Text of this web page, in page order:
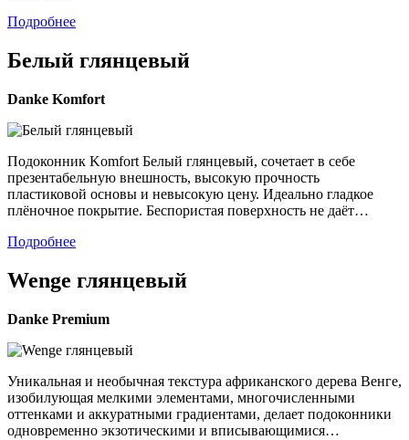
Подробнее
Белый глянцевый
Danke Komfort
Подоконник Komfort Белый глянцевый, сочетает в себе
презентабельную внешность, высокую прочность
пластиковой основы и невысокую цену. Идеально гладкое
плёночное покрытие. Беспористая поверхность не даёт…
Подробнее
Wenge глянцевый
Danke Premium
Уникальная и необычная текстура африканского дерева Венге,
изобилующая мелкими элементами, многочисленными
оттенками и аккуратными градиентами, делает подоконники
одновременно экзотическими и вписывающимися…